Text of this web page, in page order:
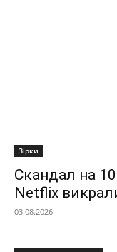
Зірки
Скандал на
Netflix
03.08.2026